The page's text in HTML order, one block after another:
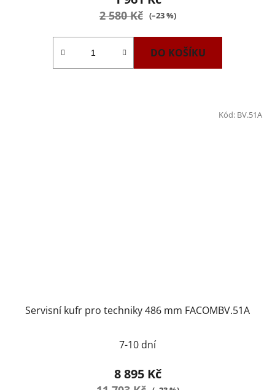
je
2 580 Kč (–23 %)
DO KOŠÍKU
Servisní kufr pro techniky 486 mm FACOMBV.51A
7-10 dní
8 895 Kč
Kód: BV.51A